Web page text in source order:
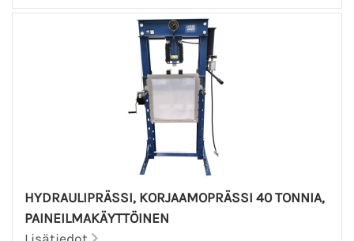
HYDRAULIPRÄSSI, KORJAAMOPRÄSSI 40 TONNIA,
PAINEILMAKÄYTTÖINEN